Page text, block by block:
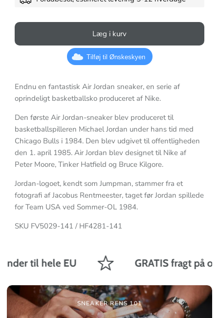
Læg i kurv
Tilføj til Ønskeskyen
Endnu en fantastisk Air Jordan sneaker, en serie af
oprindeligt basketballsko produceret af Nike.
Den første Air Jordan-sneaker blev produceret til
basketballspilleren Michael Jordan under hans tid med
Chicago Bulls i 1984. Den blev udgivet til offentligheden
den 1. april 1985. Air Jordan blev designet til Nike af
Peter Moore, Tinker Hatfield og Bruce Kilgore.
Jordan-logoet, kendt som Jumpman, stammer fra et
fotografi af Jacobus Rentmeester, taget før Jordan spillede
for Team USA ved Sommer-OL 1984.
SKU FV5029-141 / HF4281-141
til hele EU GRATIS fragt på
SNEAKER RENS 101